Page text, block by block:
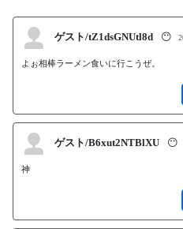
ゲスト/tZ1dsGNUtl8d 😶
よぉ相棒ラーメン食いに行こうぜ。
ゲスト/B6xut2NTBlXU 😶
神